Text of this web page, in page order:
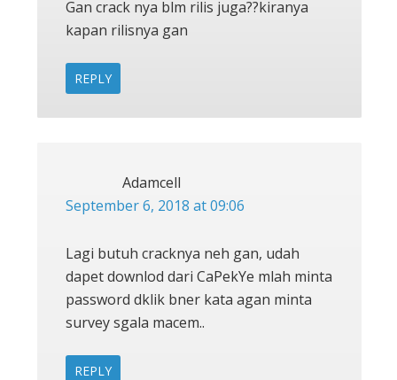
Gan crack nya blm rilis juga??kiranya
kapan rilisnya gan
REPLY
Adamcell
September 6, 2018 at 09:06
Lagi butuh cracknya neh gan, udah
dapet downlod dari CaPekYe mlah minta
password dklik bner kata agan minta
survey sgala macem..
REPLY